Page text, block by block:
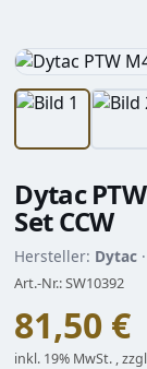
Dytac
Set CCW
Hersteller: Dytac
Art.-Nr.: SW10392
81,50 €
inkl. 19% MwSt. ,